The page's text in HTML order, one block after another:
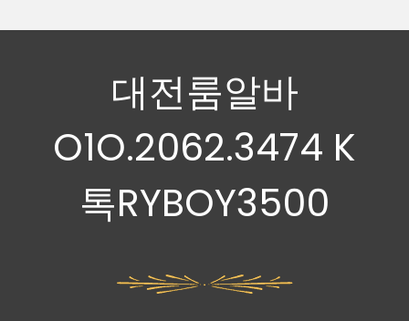
대전룸알바
O1O.2062.3474 K
톡RYBOY3500